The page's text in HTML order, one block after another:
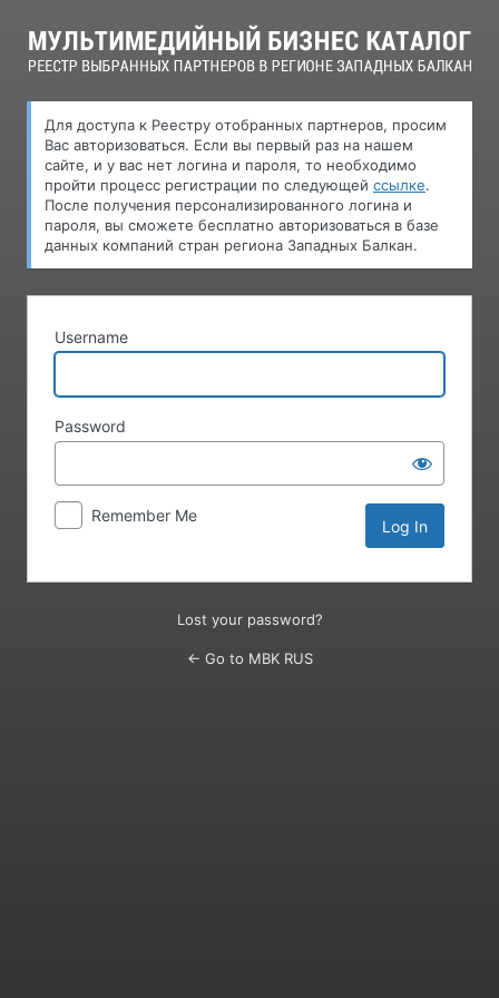
Для доступа к Pеестру oтобранных партнеров, просим
Вас авторизоваться. Если вы первый раз на нашем
сайте, и у вас нет логина и пароля, то необходимо
пройти процесс регистрации по следующей ссылке.
После получения персонализированного логина и
пароля, вы сможете бесплатно авторизоваться в базе
данных компаний стран региона Западных Балкан.
Username
Password
Remember Me
Lost your password?
← Go to MBK RUS